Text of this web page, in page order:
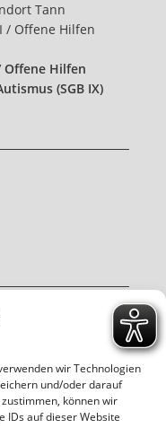
wir Technologien
und/oder darauf
können wir
IDs auf dieser Website
Tann
/ Offene Hilfen
Offene Hilfen
(SGB IX)